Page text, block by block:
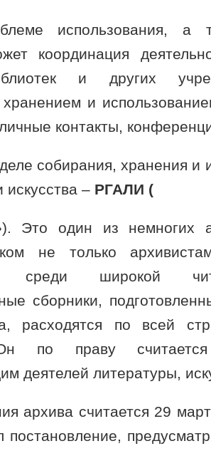
использования, а
координация
и других
и
контакты,
собирания, хранения и
– РГАЛИ (
Это один из немногих
не только
среди широкой
сборники,
расходятся по всей
по праву считается
деятелей литературы,
архива считается 29